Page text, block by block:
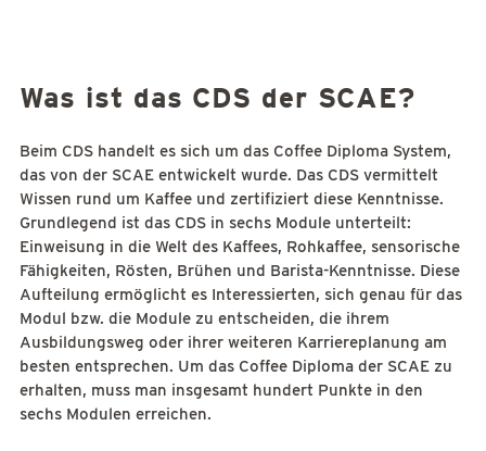
Was ist das CDS der SCAE?
Beim CDS handelt es sich um das Coffee Diploma System,
das von der SCAE entwickelt wurde. Das CDS vermittelt
Wissen rund um Kaffee und zertifiziert diese Kenntnisse.
Grundlegend ist das CDS in sechs Module unterteilt:
Einweisung in die Welt des Kaffees, Rohkaffee, sensorische
Fähigkeiten, Rösten, Brühen und Barista-Kenntnisse. Diese
Aufteilung ermöglicht es Interessierten, sich genau für das
Modul bzw. die Module zu entscheiden, die ihrem
Ausbildungsweg oder ihrer weiteren Karriereplanung am
besten entsprechen. Um das Coffee Diploma der SCAE zu
erhalten, muss man insgesamt hundert Punkte in den
sechs Modulen erreichen.